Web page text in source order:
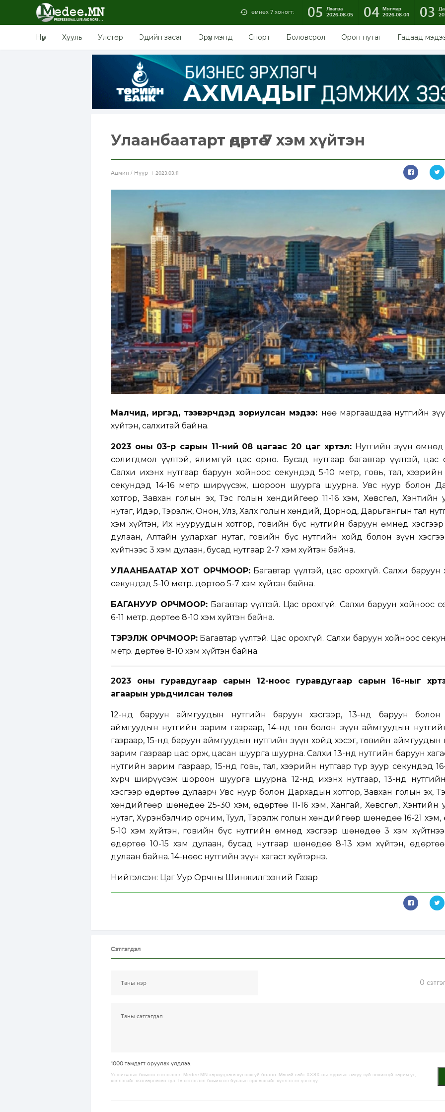
өмнөх 7 хоногт: 05
Лхагва
2026-08-05
04 Мягмар
2026-08-04
03
Нүүр Хууль Улстөр Эдийн засаг Эрүүл мэнд Спорт Боловсрол Орон нутаг Гадаад
Улаанбаатарт өдөртөө 7 хэм хүйтэн
Aдмин / Нүүр 2023.03.11
Малчид, иргэд, тээвэрчдэд зориулсан мэдээ: Өнөө маргаашдаа нутгийн
хүйтэн, салхитай байна.
2023 оны 03-р сарын 11-ний 08 цагаас 20 цаг хүртэл: Нутгийн зүүн өмнөд
солигдмол үүлтэй, ялимгүй цас орно. Бусад нутгаар багавтар үүлтэй, цас
Салхи ихэнх нутгаар баруун хойноос секундэд 5-10 метр, говь, тал, хээрийн
секундэд 14-16 метр ширүүсэж, шороон шуурга шуурна. Увс нуур болон
хотгор, Завхан голын эх, Тэс голын хөндийгөөр 11-16 хэм, Хөвсгөл, Хэнтийн
нутаг, Идэр, Тэрэлж, Онон, Улз, Халх голын хөндий, Дорнод, Дарьгангын тал
хэм хүйтэн, Их нууруудын хотгор, говийн бүс нутгийн баруун өмнөд
дулаан, Алтайн уулархаг нутаг, говийн бүс нутгийн хойд болон зүүн
хүйтнээс 3 хэм дулаан, бусад нутгаар 2-7 хэм хүйтэн байна.
УЛААНБААТАР ХОТ ОРЧМООР:Багавтар үүлтэй, цас орохгүй. Салхи баруун
секундэд 5-10 метр. Өдөртөө 5-7 хэм хүйтэн байна.
БАГАНУУР ОРЧМООР: Багавтар үүлтэй. Цас орохгүй. Салхи баруун хойноос
6-11 метр. Өдөртөө 8-10 хэм хүйтэн байна.
ТЭРЭЛЖ ОРЧМООР:Багавтар үүлтэй. Цас орохгүй. Салхи баруун хойноос
метр. Өдөртөө 8-10 хэм хүйтэн байна.
2023 оны гуравдугаар сарын 12-ноос гуравдугаар сарын 16-ныг
агаарын урьдчилсан төлөв
12-нд баруун аймгуудын нутгийн баруун хэсгээр, 13-нд баруун болон
аймгуудын нутгийн зарим газраар, 14-нд төв болон зүүн аймгуудын
газраар, 15-нд баруун аймгуудын нутгийн зүүн хойд хэсэг, төвийн аймгуудын
зарим газраар цас орж, цасан шуурга шуурна. Салхи 13-нд нутгийн баруун
нутгийн зарим газраар, 15-нд говь, тал, хээрийн нутгаар түр зуур секундэд
хүрч ширүүсэж шороон шуурга шуурна. 12-нд ихэнх нутгаар, 13-нд
хэсгээр өдөртөө дулаарч Увс нуур болон Дархадын хотгор, Завхан голын эх,
хөндийгөөр шөнөдөө 25-30 хэм, өдөртөө 11-16 хэм, Хангай, Хөвсгөл, Хэнтийн
нутаг, Хүрэнбэлчир орчим, Туул, Тэрэлж голын хөндийгөөр шөнөдөө 16-21 хэм,
5-10 хэм хүйтэн, говийн бүс нутгийн өмнөд хэсгээр шөнөдөө 3 хэм
өдөртөө 10-15 хэм дулаан, бусад нутгаар шөнөдөө 8-13 хэм хүйтэн,
дулаан байна. 14-нөөс нутгийн зүүн хагаст хүйтэрнэ.
Нийтэлсэн: Цаг Уур Орчны Шинжилгээний Газар
Сэтгэгдэл
0
1000 тэмдэгт оруулах үлдлээ.
Уншигчдын бичсэн сэтгэгдэлд Medee.MN хариуцлага хүлээхгүй болно. Манай сайт ХХЗХ-ны журмын дагуу зүй зохисгүй зарим үг,
хэллэгийг хязгаарласан тул Та сэтгэгдэл бичихдээ бусдын эрх ашгийг хүндэтгэн үзнэ үү.